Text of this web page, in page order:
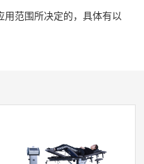
范围所决定的，具体有以
的、自然环境比较清静优
城镇人口比较密集的地区或